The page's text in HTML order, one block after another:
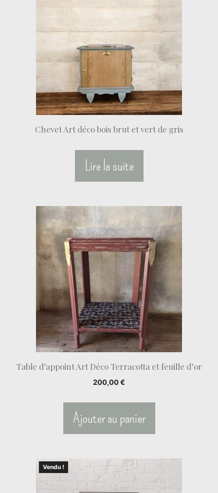
Chevet Art déco bois brut et vert de gris
Lire la suite
Table d’appoint Art Déco Terracotta et feuille d’or
200,00€
Ajouter au panier
Vendu !